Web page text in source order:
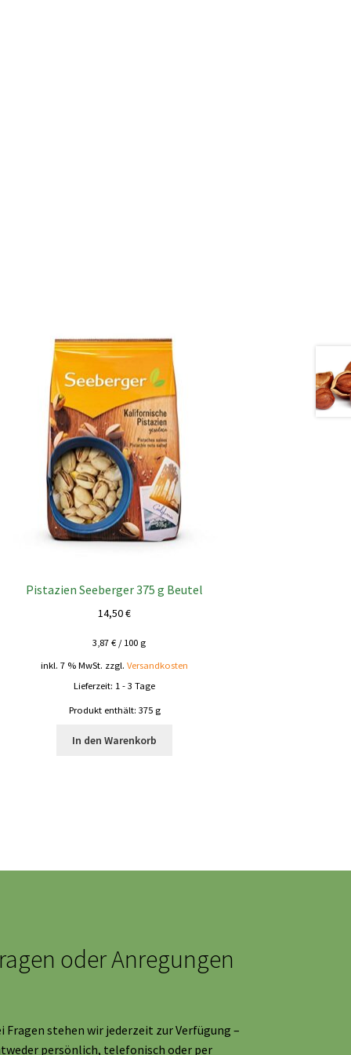
Pistazien Seeberger 375 g Beutel
14,50€
3,87€ / 100 g
inkl. 7 % MwSt. zzgl.Versandkosten
Lieferzeit: 1 - 3 Tage
Produkt enthält: 375 g
In den Warenkorb
oder Anregungen
Fragen stehen wir jederzeit zur Verfügung –
persönlich, telefonisch oder per